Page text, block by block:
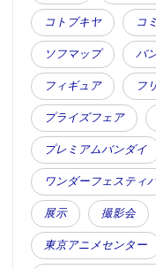
コトブキヤ コ
ソフマップ バ
フィギュア フ
プライズフェア
プレミアムバンダイ
ワンダーフェスティ
展示 撮影会
東京アニメセンター